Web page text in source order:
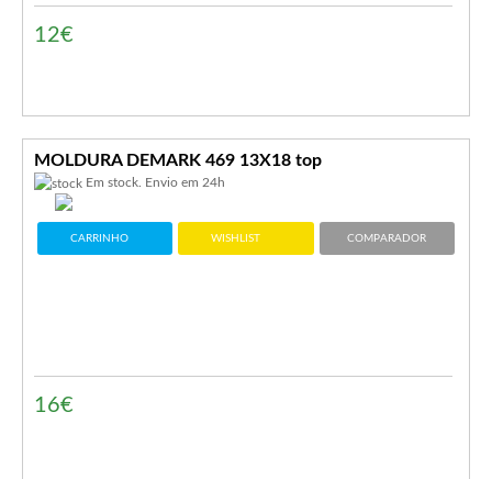
12€
MOLDURA DEMARK 469 13X18 top
Em stock. Envio em 24h
CARRINHO WISHLIST COMPARADOR
16€